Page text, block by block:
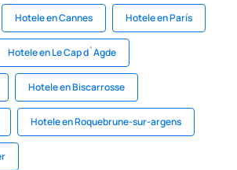
Hotele en Cannes Hotele en París
Hotele en Le Cap d`Agde
Hotele en Biscarrosse
Hotele en Roquebrune-sur-argens